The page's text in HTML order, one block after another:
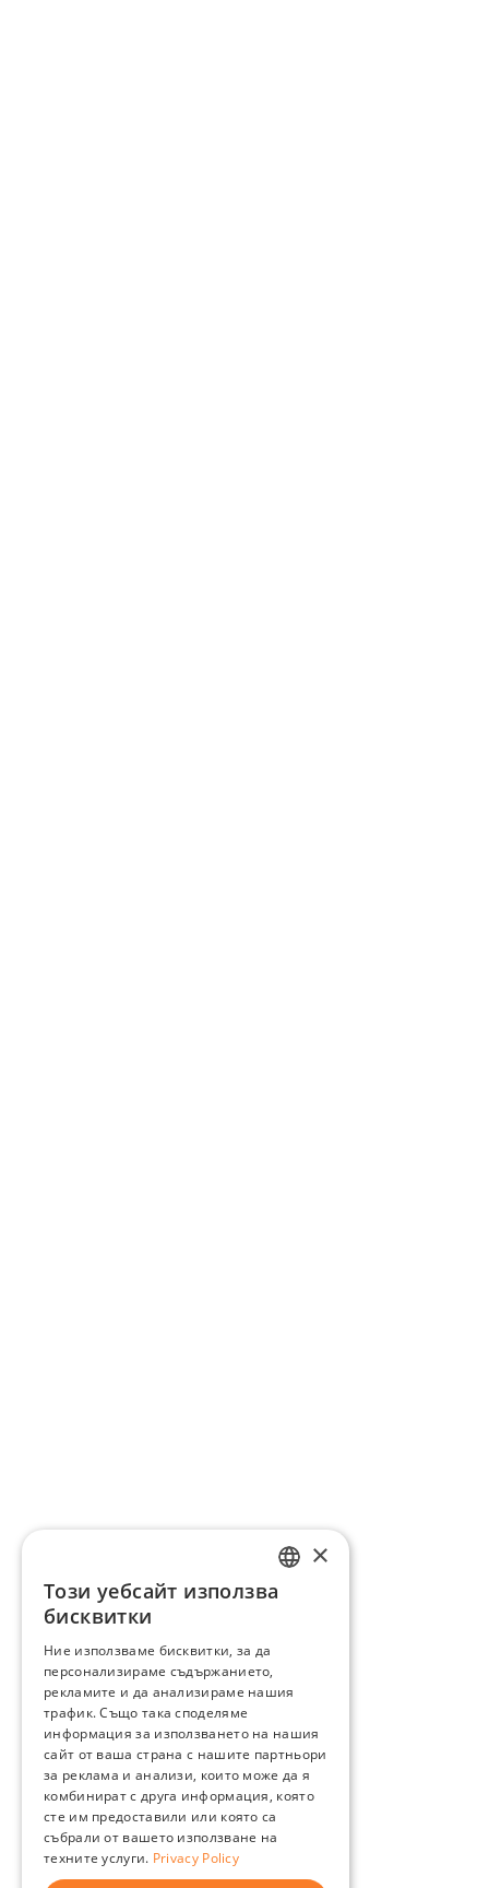
×
Този уебсайт използва
бисквитки
Ние използваме бисквитки, за да
персонализираме съдържанието,
рекламите и да анализираме нашия
трафик. Също така споделяме
информация за използването на нашия
сайт от ваша страна с нашите партньори
за реклама и анализи, които може да я
комбинират с друга информация, която
сте им предоставили или която са
събрали от вашето използване на
техните услуги. Privacy Policy